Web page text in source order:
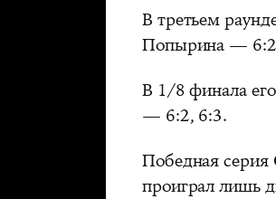
В третьем
Попырина —
В 1/8 финала
— 6:2, 6:3.
Победная серия
проиграл лишь